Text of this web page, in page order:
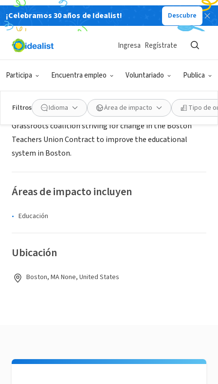
¡Celebramos 30 años de Idealist! Descubre
Participa Encuentra empleo Voluntariado Publica
Ingresa Regístrate
Filtros Idioma Área de impacto Tipo de
ORGANIZACIÓN SIN FIN DE LUCRO
Boston United for Students
Acerca de
Grassroots coalition striving for change in the Boston
Teachers Union Contract to improve the educational
system in Boston.
Áreas de impacto incluyen
Educación
Ubicación
Boston, MA None, United States